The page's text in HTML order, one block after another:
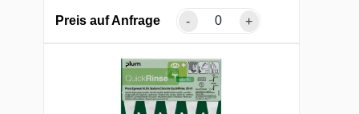
Preis auf Anfrage - +